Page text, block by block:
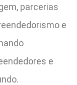
parcerias
e
e